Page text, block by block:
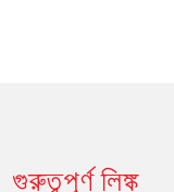
গুরুত্বপূর্ণ লিঙ্ক